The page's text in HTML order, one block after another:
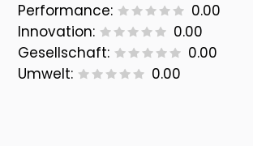
Performance:
0.00
Innovation:
0.00
Gesellschaft:
0.00
Umwelt:
0.00